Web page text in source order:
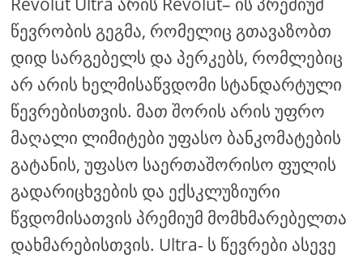
წევრობის გეგმა, რომელიც გთავაზობთ
დიდ სარგებელს და პერკებს, რომლებიც
არ არის ხელმისაწვდომი სტანდარტული
წევრებისთვის. მათ შორის არის უფრო
მაღალი ლიმიტები უფასო ბანკომატების
გატანის, უფასო საერთაშორისო ფულის
გადარიცხვების და ექსკლუზიური
წვდომისათვის პრემიუმ მომხმარებელთა
დახმარებისთვის. Ultra- ს წევრები ასევე